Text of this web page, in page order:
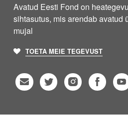
Avatud Eesti Fond on
sihtasutus, mis arendab avatud
mujal
TOETA MEIE TEGEVUST